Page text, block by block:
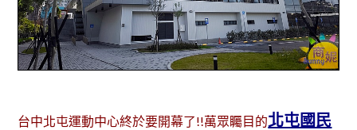
台中北屯運動中心終於要開幕了!!萬眾矚目的北屯國民